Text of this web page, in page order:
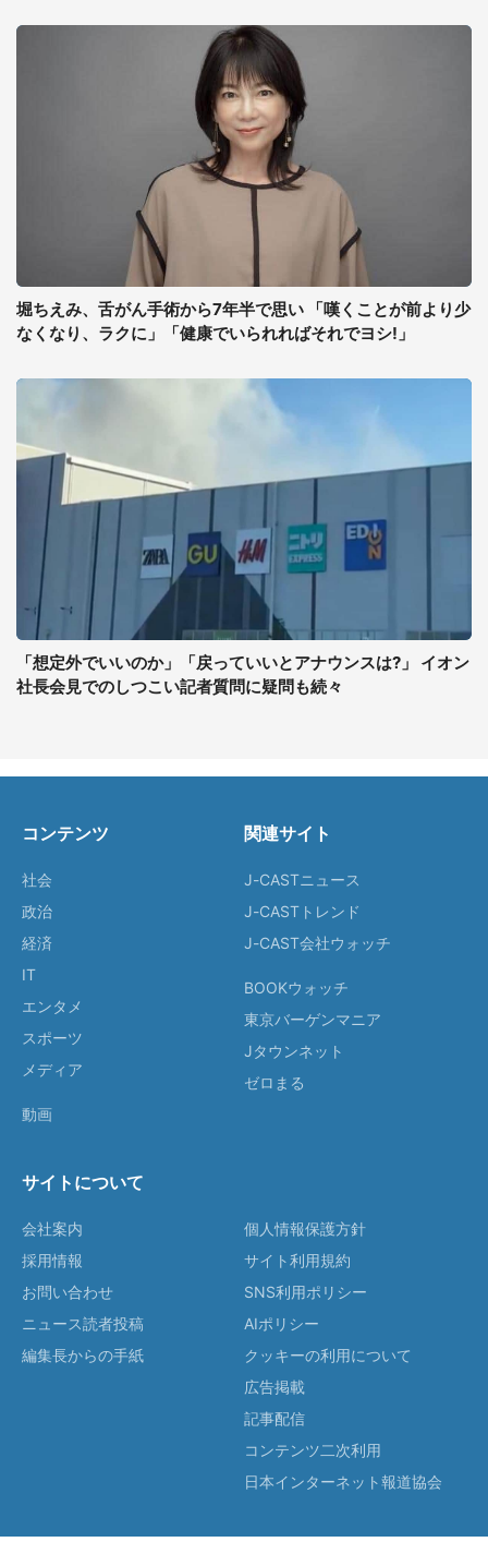
堀ちえみ、舌がん手術から7年半で思い 「嘆くことが前より少
なくなり、ラクに」「健康でいられればそれでヨシ!」
「想定外でいいのか」「戻っていいとアナウンスは?」 イオン
社長会見でのしつこい記者質問に疑問も続々
コンテンツ
社会
政治
経済
IT
エンタメ
スポーツ
メディア
動画
関連サイト
J-CASTニュース
J-CASTトレンド
J-CAST会社ウォッチ
BOOKウォッチ
東京バーゲンマニア
Jタウンネット
ゼロまる
サイトについて
会社案内
採用情報
お問い合わせ
ニュース読者投稿
編集長からの手紙
個人情報保護方針
サイト利用規約
SNS利用ポリシー
AIポリシー
クッキーの利用について
広告掲載
記事配信
コンテンツ二次利用
日本インターネット報道協会